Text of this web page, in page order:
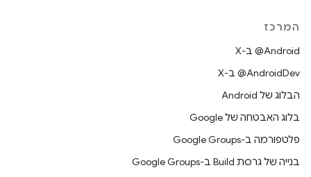
המרכז
‫‎@Android ב-X
‫‎@AndroidDev ב-X
הבלוג של Android
בלוג האבטחה של Google
פלטפורמה ב-Google Groups
בנייה של גרסת Build ב-Google Groups